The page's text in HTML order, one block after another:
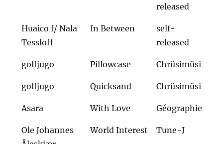
released
Huaico f/ Nala
Tessloff
In Between
self-
released
golfjugo Pillowcase Chrüsimüsi
golfjugo Quicksand Chrüsimüsi
Asara With Love Géographie
Ole Johannes
World Interest Tune-J